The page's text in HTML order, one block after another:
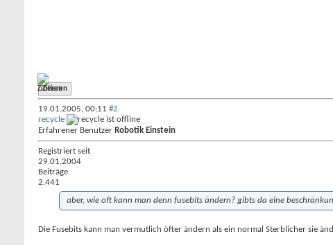
Zitieren
19.01.2005, 00:11 #2
recycle
Erfahrener Benutzer Robotik Einstein
Registriert seit
29.01.2004
Beiträge
2.441
aber, wie oft kann man denn fusebits ändern? gibts da eine
Die Fusebits kann man vermutlich öfter ändern als ein normal Sterblicher sie